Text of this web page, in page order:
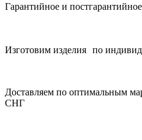
Гарантийное и
Изготовим изделия по
Доставляем по оптимальным
СНГ